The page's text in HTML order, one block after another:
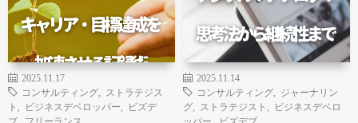
2025.11.17
コンサルティング
ストラテジス
ト
ビジネスデベロッパー
ビズデ
ブ
フリーランス
2025.11.14
コンサルティング
ジャーナリン
グ
ストラテジスト
ビジネスデベロ
ッパー
ビズデブ